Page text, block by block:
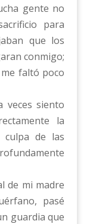
gente no
para
que los
conmigo;
faltó poco
veces siento
la
de las
de mi madre
pasé
guardia que